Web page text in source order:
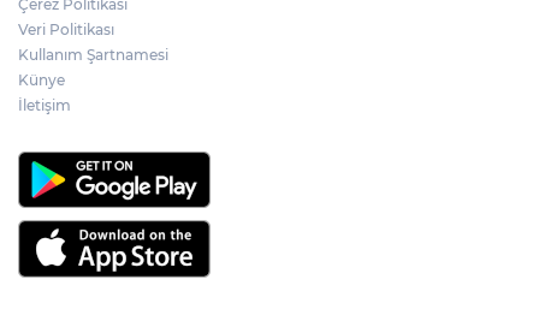
Çerez Politikası
Veri Politikası
Kullanım Şartnamesi
Künye
İletişim